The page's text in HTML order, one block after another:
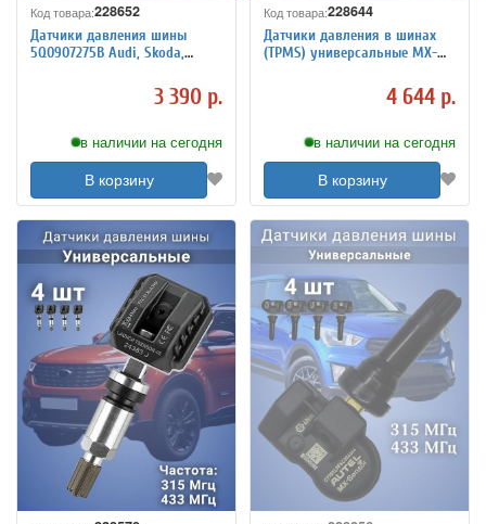
Код товара:228652
Датчики давления шины
5Q0907275B Audi, Skoda,
3 390 р.
в наличии на сегодня
В корзину
Код товара:228644
Датчики давления в шинах
(TPMS) универсальные MX-
4 644 р.
в наличии на сегодня
В корзину